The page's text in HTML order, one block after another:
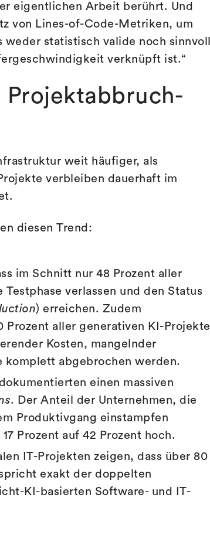
eigentlichen Arbeit berührt. Und
von Lines-of-Code-Metriken, um
statistisch valide noch sinnvoll
verknüpft ist.“
Projektabbruch-
weit häufiger, als
verbleiben dauerhaft im
diesen Trend:
im Schnitt nur 48 Prozent aller
verlassen und den Status
) erreichen. Zudem
Prozent aller generativen KI-Projekte
Kosten, mangelnder
komplett abgebrochen werden.
einen massiven
. Der Anteil der Unternehmen, die
Produktivgang einstampfen
Prozent auf 42 Prozent hoch.
IT-Projekten zeigen, dass über 80
exakt der doppelten
KI-basierten Software- und IT-